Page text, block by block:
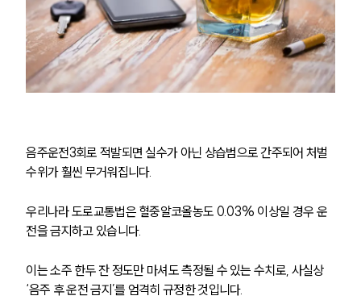
음주운전3회로 적발되면 실수가 아닌 상습범으로 간주되어 처벌
수위가 훨씬 무거워집니다.
우리나라 도로교통법은 혈중알코올농도 0.03% 이상일 경우 운
전을 금지하고 있습니다.
이는 소주 한두 잔 정도만 마셔도 측정될 수 있는 수치로, 사실상
‘음주 후 운전 금지’를 엄격히 규정한 것입니다.